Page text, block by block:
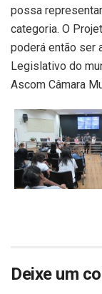
possa
categoria. O
poderá então ser
Legislativo do
Ascom Câmara
Deixe um